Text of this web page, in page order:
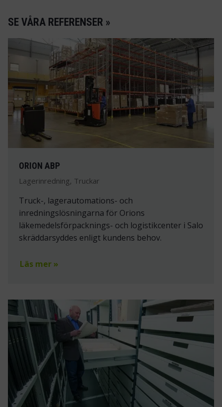
SE VÅRA REFERENSER »
ORION ABP
Lagerinredning, Truckar
Truck-, lagerautomations- och
inredningslösningarna för Orions
läkemedelsförpacknings- och logistikcenter i Salo
skräddarsyddes enligt kundens behov.
Läs mer »